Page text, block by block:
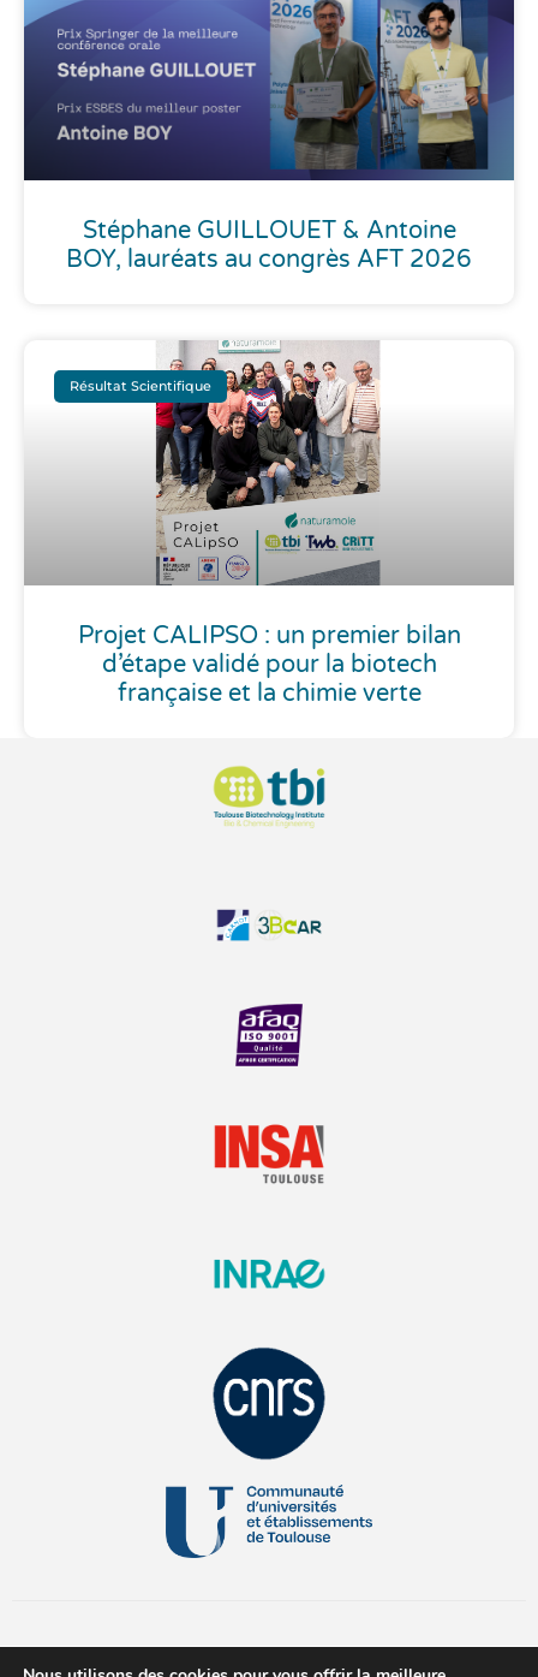
Stéphane GUILLOUET & Antoine
BOY, lauréats au congrès AFT 2026
Résultat Scientifique
Projet CALIPSO : un premier bilan
d’étape validé pour la biotech
française et la chimie verte